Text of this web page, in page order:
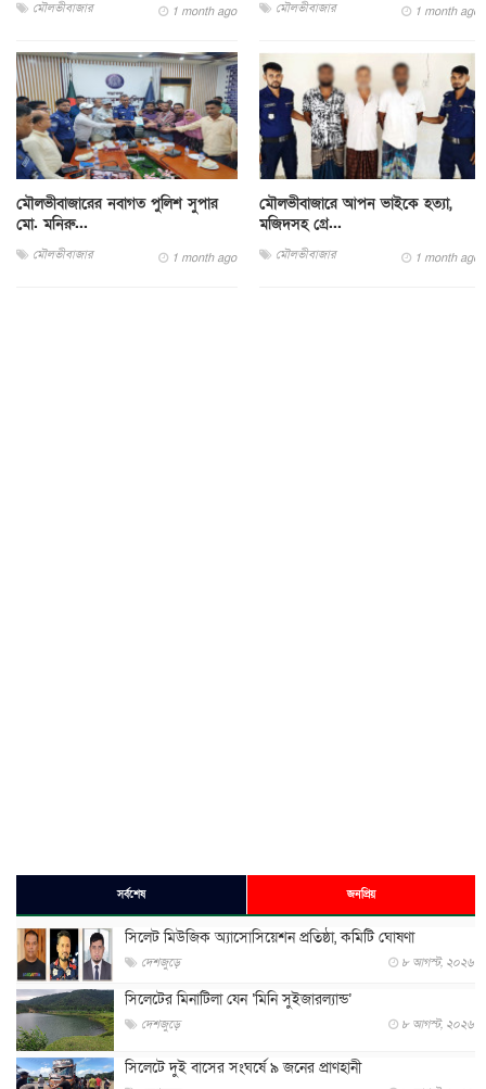
মৌলভীবাজার 1 month ago মৌলভীবাজার 1 month ago
মৌলভীবাজারের নবাগত পুলিশ সুপার
মো. মনিরু...
মৌলভীবাজার 1 month ago
মৌলভীবাজারে আপন ভাইকে হত্যা,
মজিদসহ গ্রে...
মৌলভীবাজার 1 month ago
সর্বশেষ জনপ্রিয়
সিলেট মিউজিক অ্যাসোসিয়েশন প্রতিষ্ঠা, কমিটি ঘোষণা
দেশজুড়ে ৮ আগস্ট, ২০২৬
সিলেটের মিনাটিলা যেন ‘মিনি সুইজারল্যান্ড’
দেশজুড়ে ৮ আগস্ট, ২০২৬
সিলেটে দুই বাসের সংঘর্ষে ৯ জনের প্রাণহানী